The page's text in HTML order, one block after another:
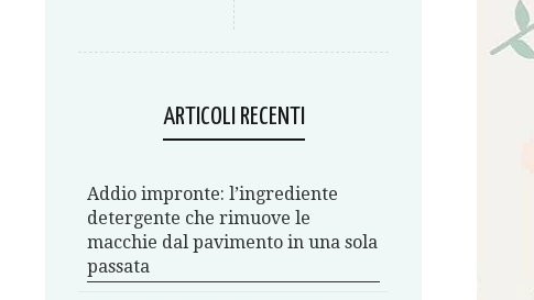
ARTICOLI RECENTI
Addio impronte: l’ingrediente
detergente che rimuove le
macchie dal pavimento in una sola
passata